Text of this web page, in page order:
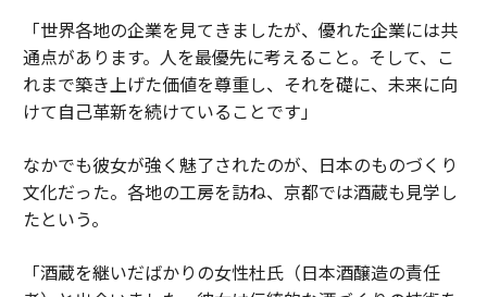
「世界各地の企業を見てきましたが、優れた企業には共
通点があります。人を最優先に考えること。そして、こ
れまで築き上げた価値を尊重し、それを礎に、未来に向
けて自己革新を続けていることです」
なかでも彼女が強く魅了されたのが、日本のものづくり
文化だった。各地の工房を訪ね、京都では酒蔵も見学し
たという。
「酒蔵を継いだばかりの女性杜氏（日本酒醸造の責任